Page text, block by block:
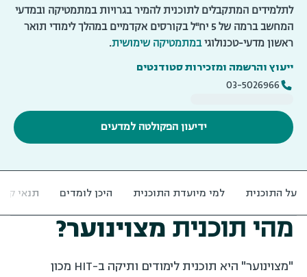
לתלמידים המתקבלים לתוכנית להמיר בגרויות במתמטיקה ובמדעי
המחשב ברמה של 5 יח"ל בקורסים אקדמיים במהלך לימודי תואר
ראשון מדעי-טכנולוגיבמתמטיקה שימושית.
ייעוץ והרשמה ומזכירות סטודנטים
03-5026966
ידיעון הפקולטה למדעים
על התוכנית למי מיועדת התוכנית היכן לומדים תנאי
מהי תוכניתמצוינוער?
"מצוינוער" היא תוכנית לימודים ותיקה ב-HIT מכון